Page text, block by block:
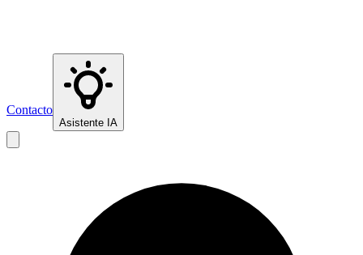
Contacto
Asistente IA